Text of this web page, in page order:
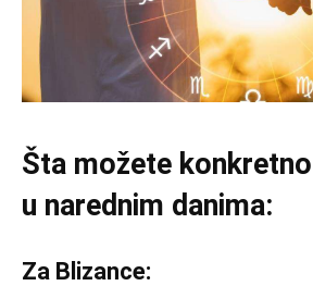
Šta možete
u narednim danima:
Za Blizance: